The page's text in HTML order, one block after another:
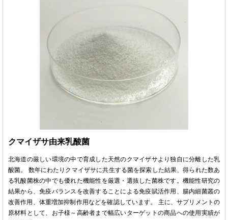
クマイザサ由来乳酸菌
北海道の厳しい環境の中で育成した天然のクマイザサより独自に分離した乳
酸菌。 数年にわたりクマイザサに共生する菌を探索した結果、得られた数あ
る乳酸菌株の中でも優れた機能性を厳選・選抜した菌株です。機能性研究の
結果から、免疫バランスを改善することによる免疫賦活作用、腸内細菌叢の
改善作用、体重増加抑制作用などを確認しています。 主に、サプリメントの
原材料として、お子様～高齢者まで幅広いターゲットの商品への使用実績が